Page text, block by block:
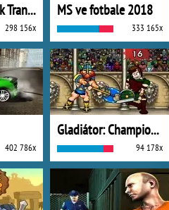
Mountain Truck Transport
298 156x
MS ve fotbale 2018
333 165x
402 786x
Gladiátor: Champions Sprint
94 178x